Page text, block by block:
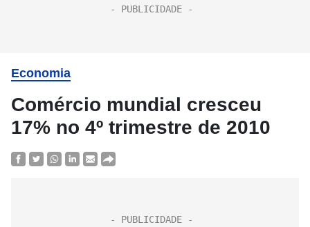
Economia
Comércio mundial cresceu
17% no 4º trimestre de 2010